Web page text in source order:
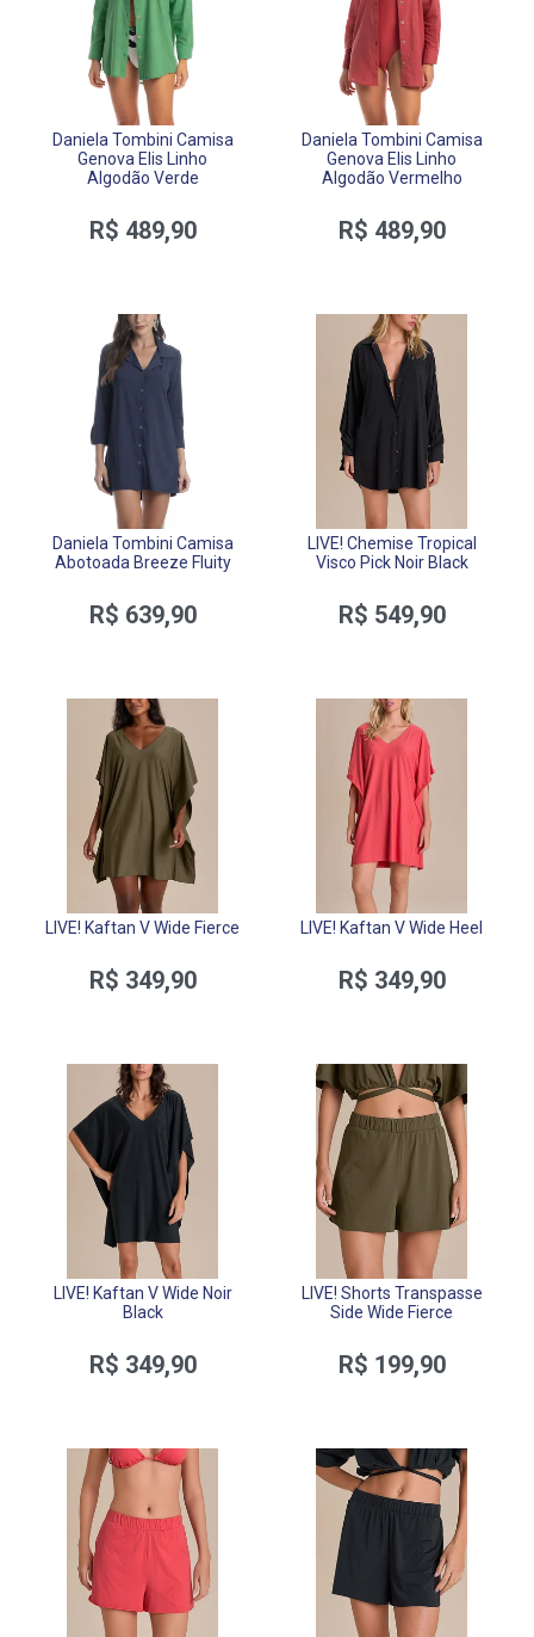
Daniela Tombini Camisa
Genova Elis Linho
Algodão Verde
R$ 489,90
Daniela Tombini Camisa
Genova Elis Linho
Algodão Vermelho
R$ 489,90
Daniela Tombini Camisa
Abotoada Breeze Fluity
R$ 639,90
LIVE! Chemise Tropical
Visco Pick Noir Black
R$ 549,90
LIVE! Kaftan V Wide Fierce
R$ 349,90
LIVE! Kaftan V Wide Heel
R$ 349,90
LIVE! Kaftan V Wide Noir
Black
R$ 349,90
LIVE! Shorts Transpasse
Side Wide Fierce
R$ 199,90